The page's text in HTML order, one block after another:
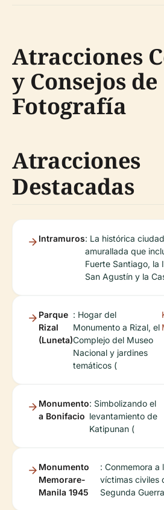
Atracciones
y Consejos de
Fotografía
Atracciones
Destacadas
Intramuros: La histórica ciudad
amurallada que
Fuerte Santiago, la
San Agustín y la
Parque
Rizal
(Luneta)
: Hogar del
Monumento a Rizal, el
Complejo del Museo
Nacional y jardines
temáticos (
Monumento
a Bonifacio
: Simbolizando el
levantamiento de
Katipunan (
Monumento
Memorare-
Manila 1945
: Conmemora a
víctimas civiles
Segunda